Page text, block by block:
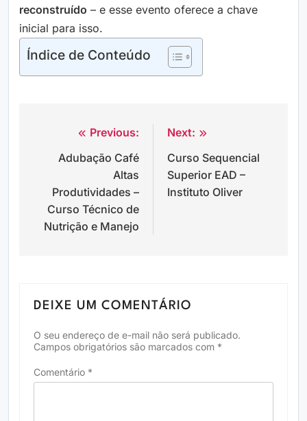
reconstruído – e esse evento oferece a chave
inicial para isso.
Índice de Conteúdo
Navegação
Post
Previous:
Adubação Café
Altas
Produtividades –
Curso Técnico de
Nutrição e Manejo
Next:
Curso Sequencial
Superior EAD –
Instituto Oliver
DEIXE UM COMENTÁRIO
O seu endereço de e-mail não será publicado.
Campos obrigatórios são marcados com *
Comentário *